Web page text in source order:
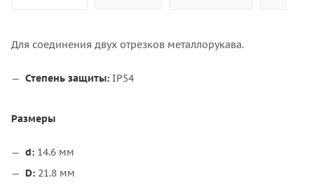
Для соединения двух отрезков металлорукава.
Степень защиты: IP54
Размеры
d: 14.6 мм
D: 21.8 мм